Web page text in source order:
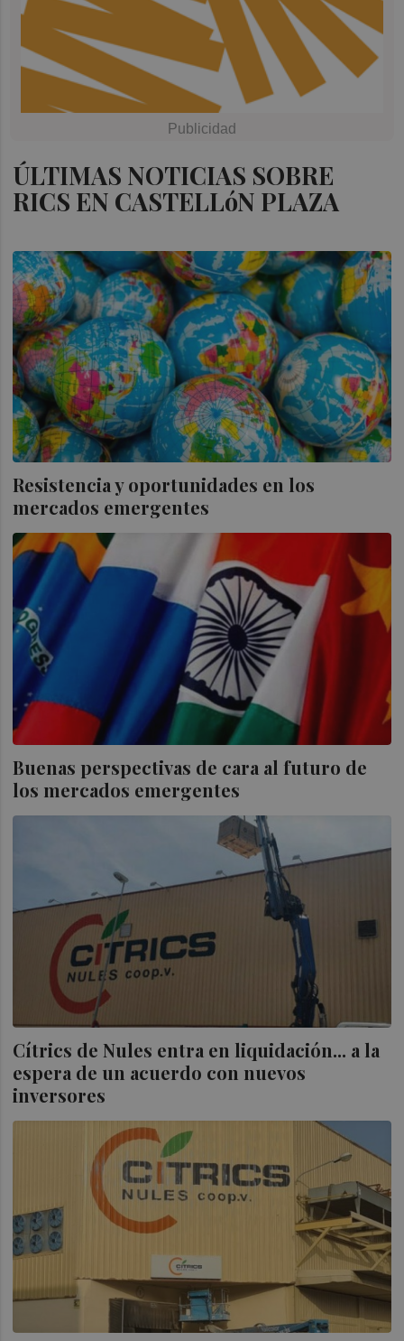
ÚLTIMAS NOTICIAS SOBRE
RICS EN CASTELLóN PLAZA
Resistencia y oportunidades en los
mercados emergentes
Buenas perspectivas de cara al futuro de
los mercados emergentes
Cítrics de Nules entra en liquidación... a la
espera de un acuerdo con nuevos
inversores